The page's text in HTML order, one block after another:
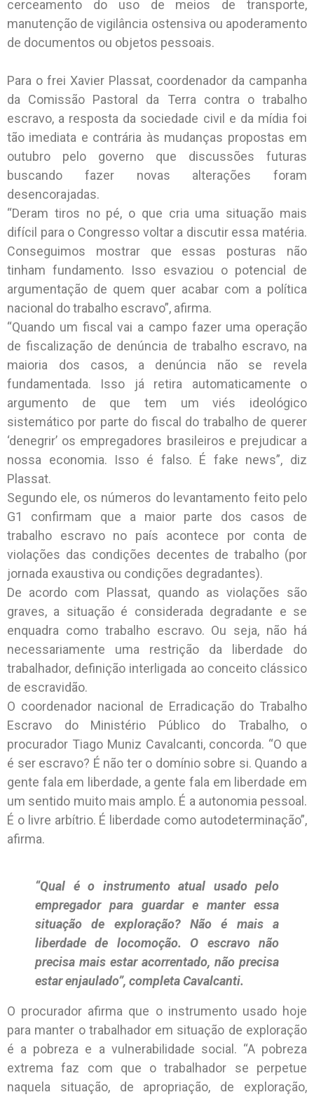
cerceamento do uso de meios de transporte,
manutenção de vigilância ostensiva ou apoderamento
de documentos ou objetos pessoais.
Para o frei Xavier Plassat, coordenador da campanha
da Comissão Pastoral da Terra contra o trabalho
escravo, a resposta da sociedade civil e da mídia foi
tão imediata e contrária às mudanças propostas em
outubro pelo governo que discussões futuras
buscando fazer novas alterações foram
desencorajadas.
“Deram tiros no pé, o que cria uma situação mais
difícil para o Congresso voltar a discutir essa matéria.
Conseguimos mostrar que essas posturas não
tinham fundamento. Isso esvaziou o potencial de
argumentação de quem quer acabar com a política
nacional do trabalho escravo”, afirma.
“Quando um fiscal vai a campo fazer uma operação
de fiscalização de denúncia de trabalho escravo, na
maioria dos casos, a denúncia não se revela
fundamentada. Isso já retira automaticamente o
argumento de que tem um viés ideológico
sistemático por parte do fiscal do trabalho de querer
‘denegrir’ os empregadores brasileiros e prejudicar a
nossa economia. Isso é falso. É fake news”, diz
Plassat.
Segundo ele, os números do levantamento feito pelo
G1 confirmam que a maior parte dos casos de
trabalho escravo no país acontece por conta de
violações das condições decentes de trabalho (por
jornada exaustiva ou condições degradantes).
De acordo com Plassat, quando as violações são
graves, a situação é considerada degradante e se
enquadra como trabalho escravo. Ou seja, não há
necessariamente uma restrição da liberdade do
trabalhador, definição interligada ao conceito clássico
de escravidão.
O coordenador nacional de Erradicação do Trabalho
Escravo do Ministério Público do Trabalho, o
procurador Tiago Muniz Cavalcanti, concorda. “O que
é ser escravo? É não ter o domínio sobre si. Quando a
gente fala em liberdade, a gente fala em liberdade em
um sentido muito mais amplo. É a autonomia pessoal.
É o livre arbítrio. É liberdade como autodeterminação”,
afirma.
“Qual é o instrumento atual usado pelo
empregador para guardar e manter essa
situação de exploração? Não é mais a
liberdade de locomoção. O escravo não
precisa mais estar acorrentado, não precisa
estar enjaulado”, completa Cavalcanti.
O procurador afirma que o instrumento usado hoje
para manter o trabalhador em situação de exploração
é a pobreza e a vulnerabilidade social. “A pobreza
extrema faz com que o trabalhador se perpetue
naquela situação, de apropriação, de exploração,